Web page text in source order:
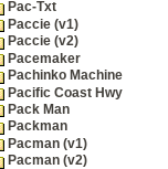
Pac-Txt
Paccie (v1)
Paccie (v2)
Pacemaker
Pachinko Machine
Pacific Coast Hwy
Pack Man
Packman
Pacman (v1)
Pacman (v2)